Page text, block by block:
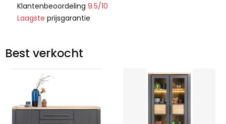
Klantenbeoordeling 9.5/10
Laagste prijsgarantie
Best verkocht